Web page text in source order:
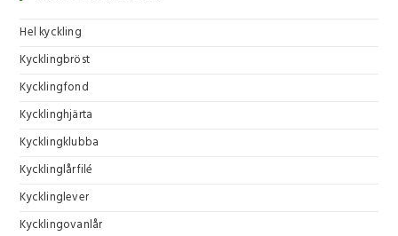
Hel kyckling
Kycklingbröst
Kycklingfond
Kycklinghjärta
Kycklingklubba
Kycklinglårfilé
Kycklinglever
Kycklingovanlår